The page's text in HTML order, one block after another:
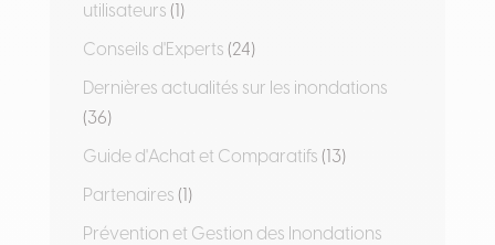
utilisateurs (1)
Conseils d'Experts (24)
Dernières actualités sur les inondations
(36)
Guide d'Achat et Comparatifs (13)
Partenaires (1)
Prévention et Gestion des Inondations